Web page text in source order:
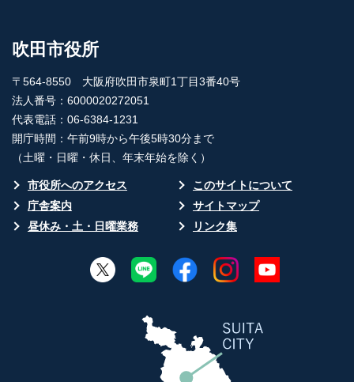
吹田市役所
〒564-8550 大阪府吹田市泉町1丁目3番40号
法人番号：6000020272051
代表電話：06-6384-1231
開庁時間：午前9時から午後5時30分まで
（土曜・日曜・休日、年末年始を除く）
市役所へのアクセス
このサイトについて
庁舎案内
サイトマップ
昼休み・土・日曜業務
リンク集